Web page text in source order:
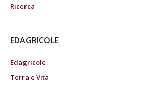
Ricerca
EDAGRICOLE
Edagricole
Terra e Vita